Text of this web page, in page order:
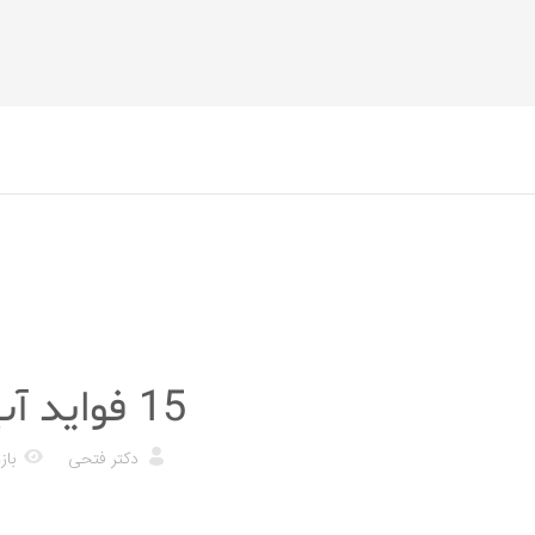
15 فواید آب انار
دکتر فتحی